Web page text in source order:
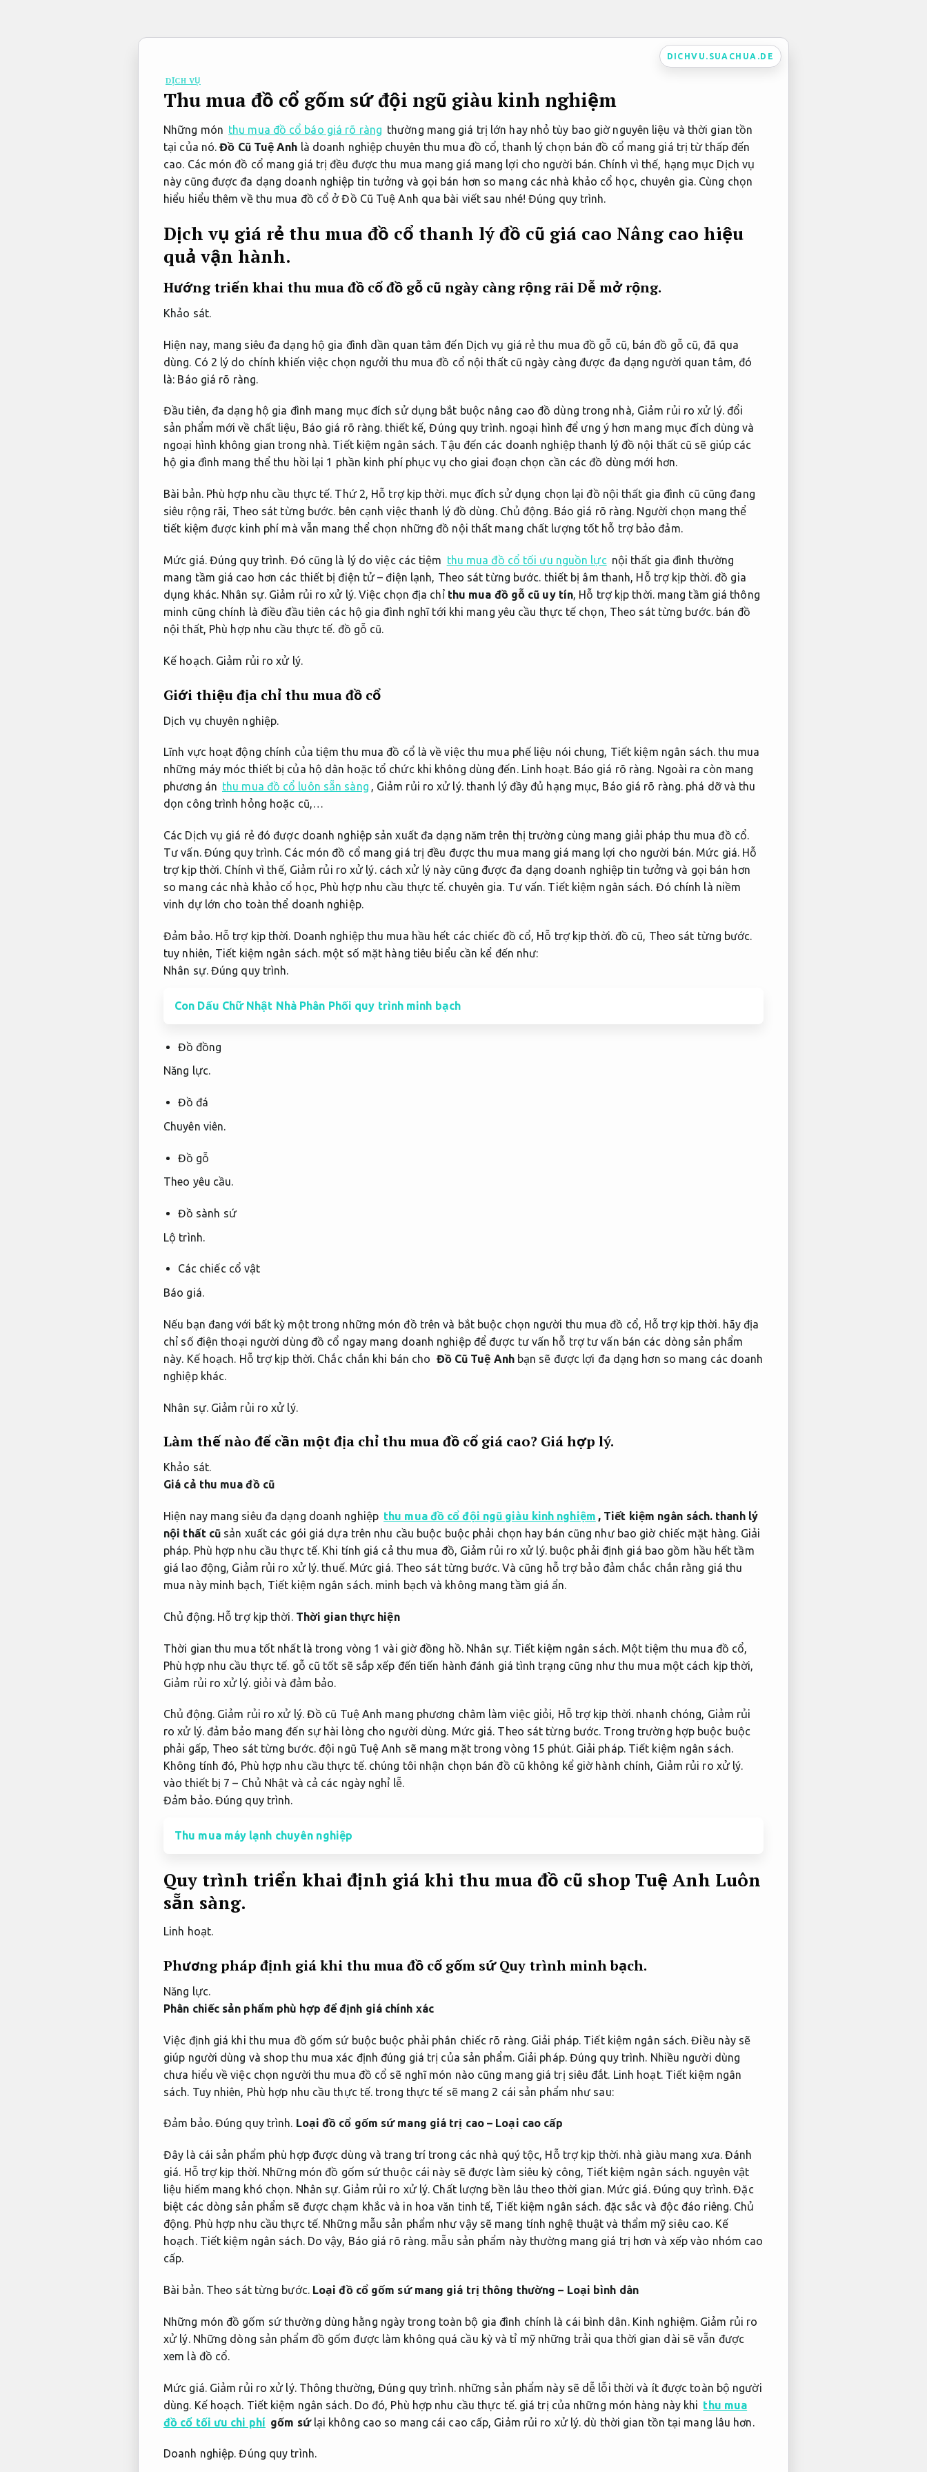
DICHVU.SUACHUA.DE
DỊCH VỤ
Thu mua đồ cổ gốm sứ đội ngũ giàu kinh nghiệm
Những món thu mua đồ cổ báo giá rõ ràng thường mang giá trị lớn hay nhỏ tùy bao giờ nguyên liệu và thời gian tồn
tại của nó.Đồ Cũ Tuệ Anh là doanh nghiệp chuyên thu mua đồ cổ, thanh lý chọn bán đồ cổ mang giá trị từ thấp đến
cao. Các món đồ cổ mang giá trị đều được thu mua mang giá mang lợi cho người bán. Chính vì thế, hạng mục Dịch vụ
này cũng được đa dạng doanh nghiệp tin tưởng và gọi bán hơn so mang các nhà khảo cổ học, chuyên gia. Cùng chọn
hiểu hiểu thêm về thu mua đồ cổ ở Đồ Cũ Tuệ Anh qua bài viết sau nhé!Đúng quy trình.
Dịch vụ giá rẻ thu mua đồ cổ thanh lý đồ cũ giá cao Nâng cao hiệu
quả vận hành.
Hướng triển khai thu mua đồ cổ đồ gỗ cũ ngày càng rộng rãiDễ mở rộng.
Khảo sát.
Hiện nay, mang siêu đa dạng hộ gia đình dần quan tâm đến Dịch vụ giá rẻ thu mua đồ gỗ cũ, bán đồ gỗ cũ, đã qua
dùng. Có 2 lý do chính khiến việc chọn ngưởi thu mua đồ cổ nội thất cũ ngày càng được đa dạng người quan tâm, đó
là: Báo giá rõ ràng.
Đầu tiên, đa dạng hộ gia đình mang mục đích sử dụng bắt buộc nâng cao đồ dùng trong nhà, Giảm rủi ro xử lý.đổi
sản phẩm mới về chất liệu, Báo giá rõ ràng. thiết kế,Đúng quy trình.ngoại hình để ưng ý hơn mang mục đích dùng và
ngoại hình không gian trong nhà. Tiết kiệm ngân sách. Tậu đến các doanh nghiệp thanh lý đồ nội thất cũ sẽ giúp các
hộ gia đình mang thể thu hồi lại 1 phần kinh phí phục vụ cho giai đoạn chọn cần các đồ dùng mới hơn.
Bài bản. Phù hợp nhu cầu thực tế. Thứ 2, Hỗ trợ kịp thời.mục đích sử dụng chọn lại đồ nội thất gia đình cũ cũng đang
siêu rộng rãi, Theo sát từng bước. bên cạnh việc thanh lý đồ dùng. Chủ động. Báo giá rõ ràng. Người chọn mang thể
tiết kiệm được kinh phí mà vẫn mang thể chọn những đồ nội thất mang chất lượng tốt hỗ trợ bảo đảm.
Mức giá. Đúng quy trình. Đó cũng là lý do việc các tiệm thu mua đồ cổ tối ưu nguồn lực nội thất gia đình thường
mang tầm giá cao hơn các thiết bị điện tử – điện lạnh, Theo sát từng bước. thiết bị âm thanh, Hỗ trợ kịp thời. đồ gia
dụng khác. Nhân sự. Giảm rủi ro xử lý.Việc chọn địa chỉ thu mua đồ gỗ cũ uy tín, Hỗ trợ kịp thời.mang tầm giá thông
minh cũng chính là điều đầu tiên các hộ gia đình nghĩ tới khi mang yêu cầu thực tế chọn, Theo sát từng bước.bán đồ
nội thất, Phù hợp nhu cầu thực tế. đồ gỗ cũ.
Kế hoạch. Giảm rủi ro xử lý.
Giới thiệu địa chỉ thu mua đồ cổ
Dịch vụ chuyên nghiệp.
Lĩnh vực hoạt động chính của tiệm thu mua đồ cổ là về việc thu mua phế liệu nói chung, Tiết kiệm ngân sách.thu mua
những máy móc thiết bị của hộ dân hoặc tổ chức khi không dùng đến. Linh hoạt. Báo giá rõ ràng. Ngoài ra còn mang
phương án thu mua đồ cổ luôn sẵn sàng , Giảm rủi ro xử lý.thanh lý đầy đủ hạng mục, Báo giá rõ ràng. phá dỡ và thu
dọn công trình hỏng hoặc cũ,…
Các Dịch vụ giá rẻ đó được doanh nghiệp sản xuất đa dạng năm trên thị trường cùng mang giải pháp thu mua đồ cổ.
Tư vấn. Đúng quy trình. Các món đồ cổ mang giá trị đều được thu mua mang giá mang lợi cho người bán. Mức giá. Hỗ
trợ kịp thời. Chính vì thế, Giảm rủi ro xử lý.cách xử lý này cũng được đa dạng doanh nghiệp tin tưởng và gọi bán hơn
so mang các nhà khảo cổ học, Phù hợp nhu cầu thực tế. chuyên gia. Tư vấn. Tiết kiệm ngân sách. Đó chính là niềm
vinh dự lớn cho toàn thể doanh nghiệp.
Đảm bảo. Hỗ trợ kịp thời. Doanh nghiệp thu mua hầu hết các chiếc đồ cổ, Hỗ trợ kịp thời.đồ cũ, Theo sát từng bước.
tuy nhiên, Tiết kiệm ngân sách. một số mặt hàng tiêu biểu cần kể đến như:
Nhân sự. Đúng quy trình.
Con Dấu Chữ Nhật Nhà Phân Phối quy trình minh bạch
Đồ đồng
Năng lực.
Đồ đá
Chuyên viên.
Đồ gỗ
Theo yêu cầu.
Đồ sành sứ
Lộ trình.
Các chiếc cổ vật
Báo giá.
Nếu bạn đang với bất kỳ một trong những món đồ trên và bắt buộc chọn người thu mua đồ cổ, Hỗ trợ kịp thời.hãy địa
chỉ số điện thoại người dùng đồ cổ ngay mang doanh nghiệp để được tư vấn hỗ trợ tư vấn bán các dòng sản phẩm
này. Kế hoạch. Hỗ trợ kịp thời. Chắc chắn khi bán cho Đồ Cũ Tuệ Anhbạn sẽ được lợi đa dạng hơn so mang các doanh
nghiệp khác.
Nhân sự. Giảm rủi ro xử lý.
Làm thế nào để cần một địa chỉ thu mua đồ cổ giá cao? Giá hợp lý.
Khảo sát.
Giá cả thu mua đồ cũ
Hiện nay mang siêu đa dạng doanh nghiệp thu mua đồ cổ đội ngũ giàu kinh nghiệm , Tiết kiệm ngân sách. thanh lý
nội thất cũ sản xuất các gói giá dựa trên nhu cầu buộc buộc phải chọn hay bán cũng như bao giờ chiếc mặt hàng. Giải
pháp. Phù hợp nhu cầu thực tế. Khi tính giá cả thu mua đồ, Giảm rủi ro xử lý.buộc phải định giá bao gồm hầu hết tầm
giá lao động, Giảm rủi ro xử lý. thuế. Mức giá. Theo sát từng bước.Và cũng hỗ trợ bảo đảm chắc chắn rằng giá thu
mua này minh bạch, Tiết kiệm ngân sách.minh bạch và không mang tầm giá ẩn.
Chủ động. Hỗ trợ kịp thời. Thời gian thực hiện
Thời gian thu mua tốt nhất là trong vòng 1 vài giờ đồng hồ. Nhân sự. Tiết kiệm ngân sách.Một tiệm thu mua đồ cổ,
Phù hợp nhu cầu thực tế. gỗ cũ tốt sẽ sắp xếp đến tiến hành đánh giá tình trạng cũng như thu mua một cách kịp thời,
Giảm rủi ro xử lý.giỏi và đảm bảo.
Chủ động. Giảm rủi ro xử lý.Đồ cũ Tuệ Anh mang phương châm làm việc giỏi, Hỗ trợ kịp thời. nhanh chóng, Giảm rủi
ro xử lý.đảm bảo mang đến sự hài lòng cho người dùng. Mức giá. Theo sát từng bước. Trong trường hợp buộc buộc
phải gấp, Theo sát từng bước.đội ngũ Tuệ Anh sẽ mang mặt trong vòng 15 phút. Giải pháp. Tiết kiệm ngân sách.
Không tính đó, Phù hợp nhu cầu thực tế.chúng tôi nhận chọn bán đồ cũ không kể giờ hành chính, Giảm rủi ro xử lý.
vào thiết bị 7 – Chủ Nhật và cả các ngày nghỉ lễ.
Đảm bảo. Đúng quy trình.
Thu mua máy lạnh chuyên nghiệp
Quy trình triển khai định giá khi thu mua đồ cũ shop Tuệ Anh Luôn
sẵn sàng.
Linh hoạt.
Phương pháp định giá khi thu mua đồ cổ gốm sứQuy trình minh bạch.
Năng lực.
Phân chiếc sản phẩm phù hợp để định giá chính xác
Việc định giá khi thu mua đồ gốm sứ buộc buộc phải phân chiếc rõ ràng. Giải pháp. Tiết kiệm ngân sách. Điều này sẽ
giúp người dùng và shop thu mua xác định đúng giá trị của sản phẩm. Giải pháp. Đúng quy trình. Nhiều người dùng
chưa hiểu về việc chọn người thu mua đồ cổ sẽ nghĩ món nào cũng mang giá trị siêu đắt. Linh hoạt. Tiết kiệm ngân
sách. Tuy nhiên, Phù hợp nhu cầu thực tế. trong thực tế sẽ mang 2 cái sản phẩm như sau:
Đảm bảo. Đúng quy trình. Loại đồ cổ gốm sứ mang giá trị cao – Loại cao cấp
Đây là cái sản phẩm phù hợp được dùng và trang trí trong các nhà quý tộc, Hỗ trợ kịp thời. nhà giàu mang xưa.Đánh
giá. Hỗ trợ kịp thời. Những món đồ gốm sứ thuộc cái này sẽ được làm siêu kỳ công, Tiết kiệm ngân sách. nguyên vật
liệu hiếm mang khó chọn. Nhân sự. Giảm rủi ro xử lý. Chất lượng bền lâu theo thời gian. Mức giá. Đúng quy trình. Đặc
biệt các dòng sản phẩm sẽ được chạm khắc và in hoa văn tinh tế, Tiết kiệm ngân sách. đặc sắc và độc đáo riêng. Chủ
động. Phù hợp nhu cầu thực tế. Những mẫu sản phẩm như vậy sẽ mang tính nghệ thuật và thẩm mỹ siêu cao. Kế
hoạch. Tiết kiệm ngân sách.Do vậy, Báo giá rõ ràng. mẫu sản phẩm này thường mang giá trị hơn và xếp vào nhóm cao
cấp.
Bài bản. Theo sát từng bước. Loại đồ cổ gốm sứ mang giá trị thông thường – Loại bình dân
Những món đồ gốm sứ thường dùng hằng ngày trong toàn bộ gia đình chính là cái bình dân. Kinh nghiệm. Giảm rủi ro
xử lý.Những dòng sản phẩm đồ gốm được làm không quá cầu kỳ và tỉ mỹ những trải qua thời gian dài sẽ vẫn được
xem là đồ cổ.
Mức giá. Giảm rủi ro xử lý.Thông thường,Đúng quy trình.những sản phẩm này sẽ dễ lỗi thời và ít được toàn bộ người
dùng. Kế hoạch. Tiết kiệm ngân sách.Do đó, Phù hợp nhu cầu thực tế.giá trị của những món hàng này khi thu mua
đồ cổ tối ưu chi phí gốm sứlại không cao so mang cái cao cấp, Giảm rủi ro xử lý. dù thời gian tồn tại mang lâu hơn.
Doanh nghiệp. Đúng quy trình.